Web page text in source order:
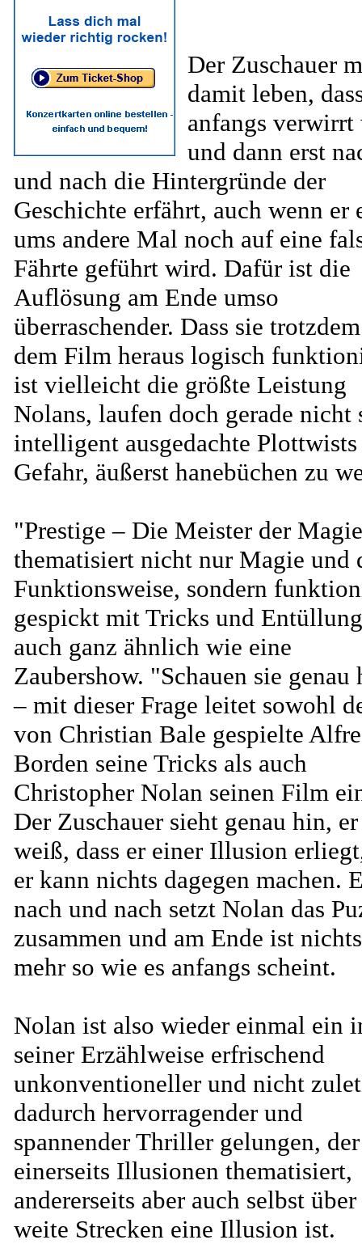
Der Zuschauer
damit leben,
anfangs
und dann erst
und nach die Hintergründe der
Geschichte erfährt, auch wenn er
ums andere Mal noch auf eine
Fährte geführt wird. Dafür ist die
Auflösung am Ende umso
überraschender. Dass sie
dem Film heraus logisch
ist vielleicht die größte Leistung
Nolans, laufen doch gerade nicht
intelligent ausgedachte Plottwists
Gefahr, äußerst hanebüchen zu
"Prestige – Die Meister der
thematisiert nicht nur Magie und
Funktionsweise, sondern
gespickt mit Tricks und
auch ganz ähnlich wie eine
Zaubershow. "Schauen sie genau
– mit dieser Frage leitet sowohl
von Christian Bale gespielte
Borden seine Tricks als auch
Christopher Nolan seinen Film
Der Zuschauer sieht genau hin, er
weiß, dass er einer Illusion
er kann nichts dagegen machen.
nach und nach setzt Nolan das
zusammen und am Ende ist nichts
mehr so wie es anfangs scheint.
Nolan ist also wieder einmal ein
seiner Erzählweise erfrischend
unkonventioneller und nicht
dadurch hervorragender und
spannender Thriller gelungen, der
einerseits Illusionen thematisiert,
andererseits aber auch selbst über
weite Strecken eine Illusion ist.